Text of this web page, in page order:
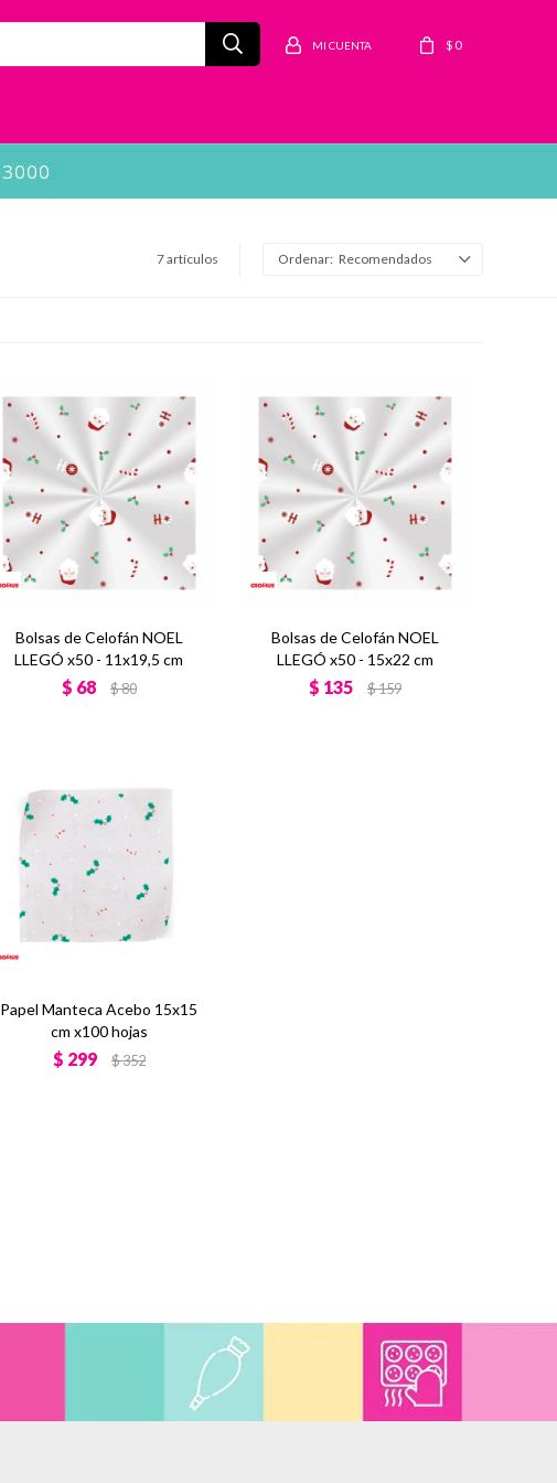
$ 0
7 artículos Recomendados
Bolsas de Celofán NOEL
LLEGÓ x50 - 11x19,5 cm
$ 68 $80
Bolsas de Celofán NOEL
LLEGÓ x50 - 15x22 cm
$ 135 $159
Papel Manteca Acebo 15x15
cm x100 hojas
$ 299 $352